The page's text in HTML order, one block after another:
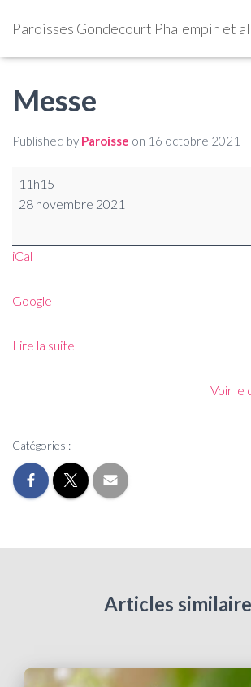
Paroisses Gondecourt Phalempin et
Messe
Published by Paroisse on 16 octobre 2021
11h15
28 novembre 2021
iCal
Google
Lire la suite
Voir le
Catégories :
Articles